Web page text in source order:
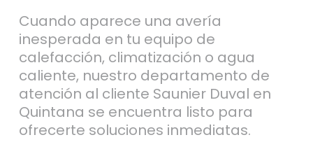
Cuando aparece una avería
inesperada en tu equipo de
calefacción, climatización o agua
caliente, nuestro departamento de
atención al cliente Saunier Duval en
Quintana se encuentra listo para
ofrecerte soluciones inmediatas.